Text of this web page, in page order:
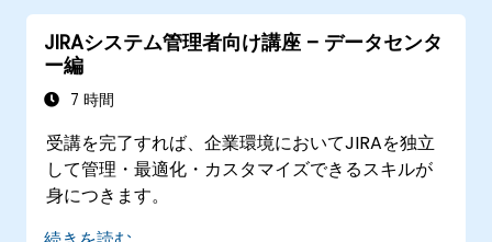
JIRAシステム管理者向け講座 – データセンタ
ー編
7 時間
受講を完了すれば、企業環境においてJIRAを独立
して管理・最適化・カスタマイズできるスキルが
身につきます。